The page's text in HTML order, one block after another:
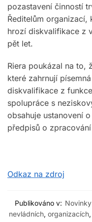
pozastavení činností
Ředitelům organizací,
hrozí diskvalifikace z
pět let.
Riera poukázal na to,
které zahrnují
diskvalifikace z
spolupráce s
obsahuje ustanovení
předpisů o
Odkaz na zdroj
Publikováno v:
nevládních, organizacích,